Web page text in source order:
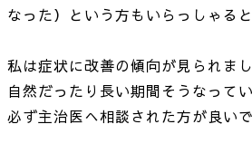
なった）という方もいらっしゃると
私は症状に改善の傾向が見られま
自然だったり長い期間そうなって
必ず主治医へ相談された方が良いで